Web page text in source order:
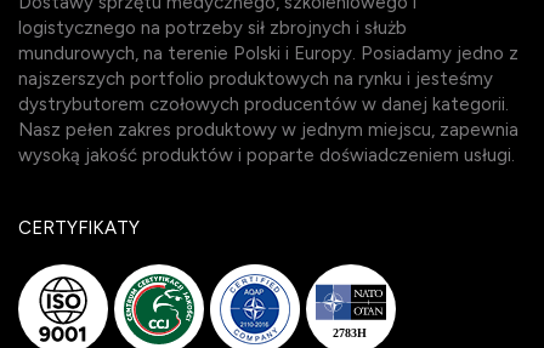
logistycznego na potrzeby sił zbrojnych i służb
mundurowych, na terenie Polski i Europy. Posiadamy jedno z
najszerszych portfolio produktowych na rynku i jesteśmy
dystrybutorem czołowych producentów w danej kategorii.
Nasz pełen zakres produktowy w jednym miejscu, zapewnia
wysoką jakość produktów i poparte doświadczeniem usługi.
CERTYFIKATY